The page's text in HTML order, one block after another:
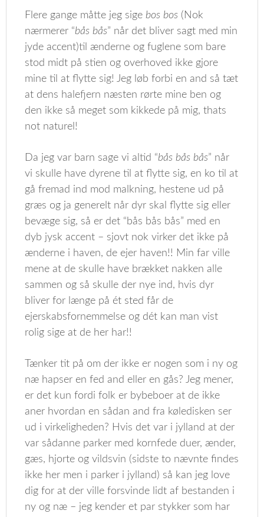
Flere gange måtte jeg sigebos bos (Nok
nærmerer “bås bås” når det bliver sagt med min
jyde accent)til ænderne og fuglene som bare
stod midt på stien og overhoved ikke gjore
mine til at flytte sig! Jeg løb forbi en and så tæt
at dens halefjern næsten rørte mine ben og
den ikke så meget som kikkede på mig, thats
not naturel!
Da jeg var barn sage vi altid “bås bås bås” når
vi skulle have dyrene til at flytte sig, en ko til at
gå fremad ind mod malkning, hestene ud på
græs og ja generelt når dyr skal flytte sig eller
bevæge sig, så er det “bås bås bås” med en
dyb jysk accent – sjovt nok virker det ikke på
ænderne i haven, de ejer haven!! Min far ville
mene at de skulle have brækket nakken alle
sammen og så skulle der nye ind, hvis dyr
bliver for længe på ét sted får de
ejerskabsfornemmelse og dét kan man vist
rolig sige at de her har!!
Tænker tit på om der ikke er nogen som i ny og
næ hapser en fed and eller en gås? Jeg mener,
er det kun fordi folk er bybeboer at de ikke
aner hvordan en sådan and fra køledisken ser
ud i virkeligheden? Hvis det var i jylland at der
var sådanne parker med kornfede duer, ænder,
gæs, hjorte og vildsvin (sidste to nævnte findes
ikke her men i parker i jylland) så kan jeg love
dig for at der ville forsvinde lidt af bestanden i
ny og næ – jeg kender et par stykker som har